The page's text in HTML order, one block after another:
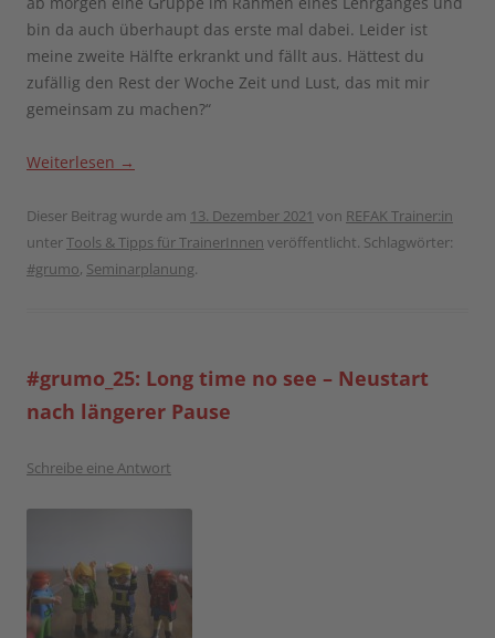
bin da auch überhaupt das erste mal dabei. Leider ist
meine zweite Hälfte erkrankt und fällt aus. Hättest du
zufällig den Rest der Woche Zeit und Lust, das mit mir
gemeinsam zu machen?“
Weiterlesen →
Dieser Beitrag wurde am 13. Dezember 2021 von REFAK Trainer:in
unterTools & Tipps für TrainerInnen veröffentlicht. Schlagwörter:
#grumo, Seminarplanung.
#grumo_25: Long time no see – Neustart
nach längerer Pause
Schreibe eine Antwort